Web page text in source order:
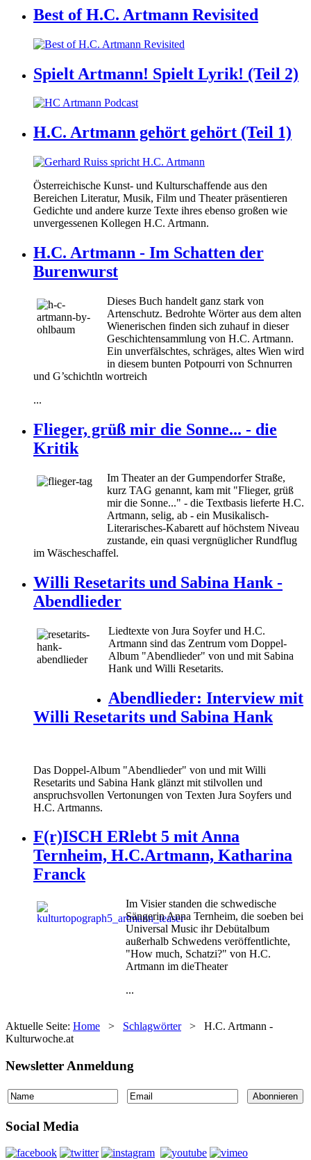
Best of H.C. Artmann Revisited
Spielt Artmann! Spielt Lyrik! (Teil 2)
H.C. Artmann gehört gehört (Teil 1)
Österreichische Kunst- und Kulturschaffende aus den
Bereichen Literatur, Musik, Film und Theater präsentieren
Gedichte und andere kurze Texte ihres ebenso großen wie
unvergessenen Kollegen H.C. Artmann.
H.C. Artmann - Im Schatten der
Burenwurst
Dieses Buch handelt ganz stark von
Artenschutz. Bedrohte Wörter aus dem alten
Wienerischen finden sich zuhauf in dieser
Geschichtensammlung von H.C. Artmann.
Ein unverfälschtes, schräges, altes Wien wird
in diesem bunten Potpourri von Schnurren
und G’schichtln wortreich
...
Flieger, grüß mir die Sonne... - die
Kritik
Im Theater an der Gumpendorfer Straße,
kurz TAG genannt, kam mit "Flieger, grüß
mir die Sonne..." - die Textbasis lieferte H.C.
Artmann, selig, ab - ein Musikalisch-
Literarisches-Kabarett auf höchstem Niveau
zustande, ein quasi vergnüglicher Rundflug
im Wäscheschaffel.
Willi Resetarits und Sabina Hank -
Abendlieder
Liedtexte von Jura Soyfer und H.C.
Artmann sind das Zentrum vom Doppel-
Album "Abendlieder" von und mit Sabina
Hank und Willi Resetarits.
Abendlieder: Interview mit
Willi Resetarits und Sabina Hank
Das Doppel-Album "Abendlieder" von und mit Willi
Resetarits und Sabina Hank glänzt mit stilvollen und
anspruchsvollen Vertonungen von Texten Jura Soyfers und
H.C. Artmanns.
F(r)ISCH ERlebt 5 mit Anna
Ternheim, H.C.Artmann, Katharina
Franck
Im Visier standen die schwedische
Sängerin Anna Ternheim, die soeben bei
Universal Music ihr Debütalbum
außerhalb Schwedens veröffentlichte,
"How much, Schatzi?" von H.C.
Artmann im dieTheater
...
Aktuelle Seite: Home > Schlagwörter > H.C. Artmann -
Kulturwoche.at
Newsletter Anmeldung
Social Media